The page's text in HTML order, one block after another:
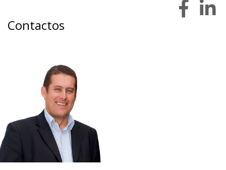
Contactos